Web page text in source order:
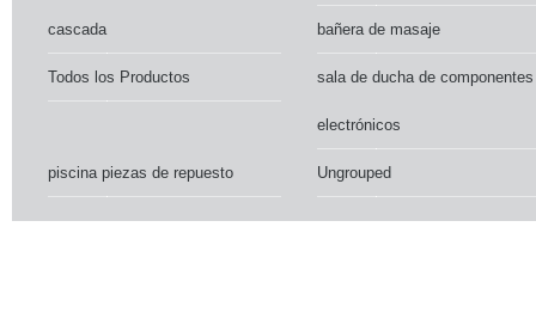
cascada bañera de masaje
Todos los Productos sala de ducha de componentes
electrónicos
piscina piezas de repuesto Ungrouped